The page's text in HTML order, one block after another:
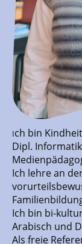
Ich bin
Dipl.
Ich lehre an
Ich bin bi-
Arabisch und
Als freie